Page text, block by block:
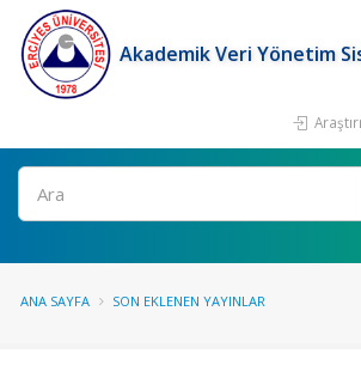
Akademik Veri Yönetim
Ara
ANA SAYFA SON EKLENEN YAYINLAR